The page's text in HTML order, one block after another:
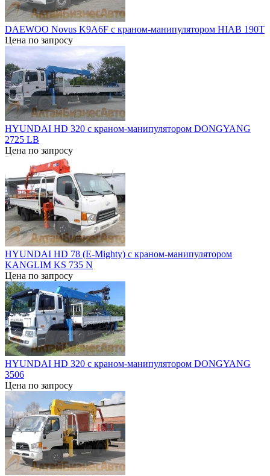
DAEWOO Novus K9A6F c краном-манипулятором HIAB 190T
Цена по запросу
HYUNDAI HD 320 c краном-манипулятором DONGYANG
2725 LB
Цена по запросу
HYUNDAI HD 78 (E-Mighty) c краном-манипулятором
KANGLIM KS 735 N
Цена по запросу
HYUNDAI HD 320 c краном-манипулятором DONGYANG
3506
Цена по запросу